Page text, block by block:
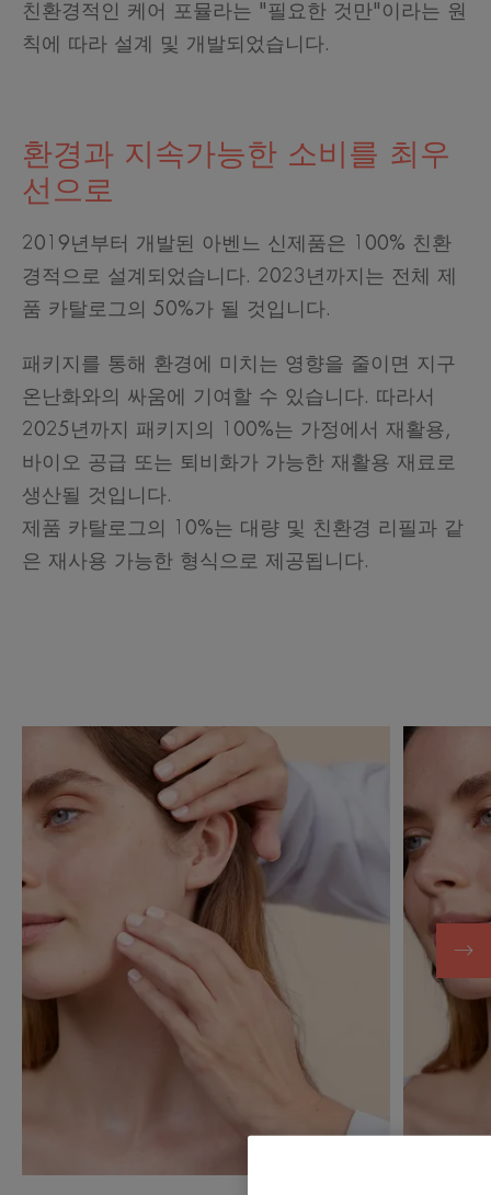
친환경적인 케어 포뮬라는 "필요한 것만"이라는 원
칙에 따라 설계 및 개발되었습니다.
환경과 지속가능한 소비를 최우
선으로
2019년부터 개발된 아벤느 신제품은 100% 친환
경적으로 설계되었습니다. 2023년까지는 전체 제
품 카탈로그의 50%가 될 것입니다.
패키지를 통해 환경에 미치는 영향을 줄이면 지구
온난화와의 싸움에 기여할 수 있습니다. 따라서
2025년까지 패키지의 100%는 가정에서 재활용,
바이오 공급 또는 퇴비화가 가능한 재활용 재료로
생산될 것입니다.
제품 카탈로그의 10%는 대량 및 친환경 리필과 같
은 재사용 가능한 형식으로 제공됩니다.